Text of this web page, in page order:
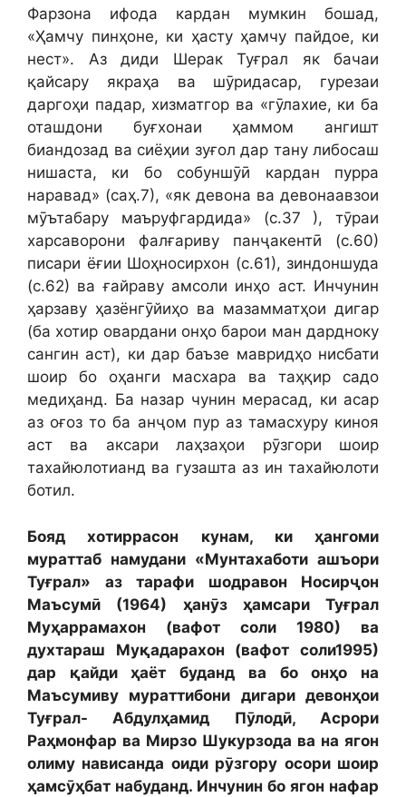
Фарзона ифода кардан мумкин бошад,
«Ҳамчу пинҳоне, ки ҳасту ҳамчу пайдое, ки
нест». Аз диди Шерак Туғрал як бачаи
қайсару якраҳа ва шӯридасар, гурезаи
даргоҳи падар, хизматгор ва «гӯлахие, ки ба
оташдони буғхонаи ҳаммом ангишт
биандозад ва сиёҳии зуғол дар тану либосаш
нишаста, ки бо собуншӯӣ кардан пурра
наравад» (саҳ.7), «як девона ва девонаавзои
мӯътабару маъруфгардида» (с.37 ), тӯраи
харсаворони фалғариву панҷакентӣ (с.60)
писари ёғии Шоҳносирхон (с.61), зиндоншуда
(с.62) ва ғайраву амсоли инҳо аст. Инчунин
ҳарзаву ҳазёнгӯйиҳо ва мазамматҳои дигар
(ба хотир овардани онҳо барои ман дардноку
сангин аст), ки дар баъзе мавридҳо нисбати
шоир бо оҳанги масхара ва таҳқир садо
медиҳанд. Ба назар чунин мерасад, ки асар
аз оғоз то ба анҷом пур аз тамасхуру киноя
аст ва аксари лаҳзаҳои рӯзгори шоир
тахайюлотианд ва гузашта аз ин тахайюлоти
ботил.
Бояд хотиррасон кунам, ки ҳангоми
мураттаб намудани «Мунтахаботи ашъори
Туғрал» аз тарафи шодравон Носирҷон
Маъсумӣ (1964) ҳанӯз ҳамсари Туғрал
Муҳаррамахон (вафот соли 1980) ва
духтараш Муқадарахон (вафот соли1995)
дар қайди ҳаёт буданд ва бо онҳо на
Маъсумиву мураттибони дигари девонҳои
Туғрал- Абдулҳамид Пӯлодӣ, Асрори
Раҳмонфар ва Мирзо Шукурзода ва на ягон
олиму нависанда оиди рӯзгору осори шоир
ҳамсӯҳбат набуданд. Инчунин бо ягон нафар